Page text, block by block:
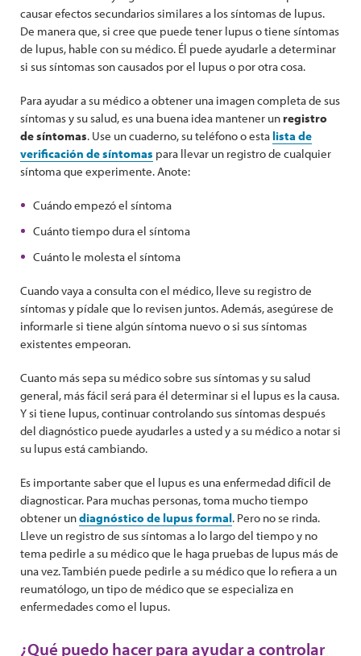
causar efectos secundarios similares a los síntomas de lupus.
De manera que, si cree que puede tener lupus o tiene síntomas
de lupus, hable con su médico. Él puede ayudarle a determinar
si sus síntomas son causados por el lupus o por otra cosa.
Para ayudar a su médico a obtener una imagen completa de sus
síntomas y su salud, es una buena idea mantener unregistro
de síntomas. Use un cuaderno, su teléfono o esta lista de
verificación de síntomas para llevar un registro de cualquier
síntoma que experimente. Anote:
Cuándo empezó el síntoma
Cuánto tiempo dura el síntoma
Cuánto le molesta el síntoma
Cuando vaya a consulta con el médico, lleve su registro de
síntomas y pídale que lo revisen juntos. Además, asegúrese de
informarle si tiene algún síntoma nuevo o si sus síntomas
existentes empeoran.
Cuanto más sepa su médico sobre sus síntomas y su salud
general, más fácil será para él determinar si el lupus es la causa.
Y si tiene lupus, continuar controlando sus síntomas después
del diagnóstico puede ayudarles a usted y a su médico a notar si
su lupus está cambiando.
Es importante saber que el lupus es una enfermedad difícil de
diagnosticar. Para muchas personas, toma mucho tiempo
obtener undiagnóstico de lupus formal. Pero no se rinda.
Lleve un registro de sus síntomas a lo largo del tiempo y no
tema pedirle a su médico que le haga pruebas de lupus más de
una vez. También puede pedirle a su médico que lo refiera a un
reumatólogo, un tipo de médico que se especializa en
enfermedades como el lupus.
¿Qué puedo hacer para ayudar a controlar